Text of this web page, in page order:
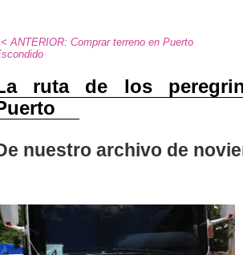
ANTERIOR: Comprar terreno en Puerto
ruta de los
nuestro archivo de